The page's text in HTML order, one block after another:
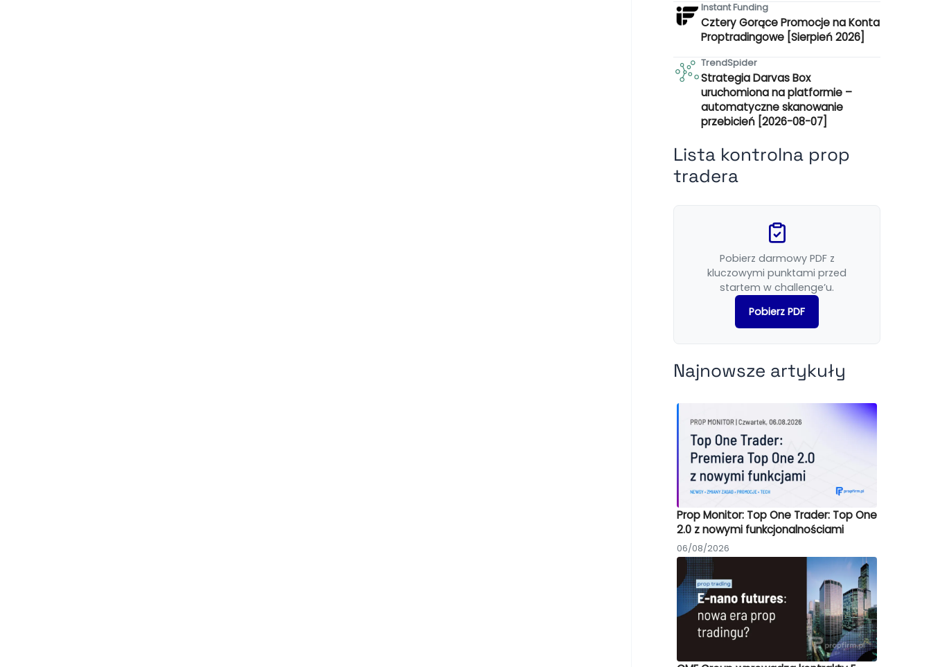
Instant Funding
Cztery Gorące Promocje na Konta
Proptradingowe [Sierpień 2026]
TrendSpider
Strategia Darvas Box
uruchomiona na platformie –
automatyczne skanowanie
przebicień [2026-08-07]
Lista kontrolna prop
tradera
Pobierz darmowy PDF z
kluczowymi punktami przed
startem w challenge’u.
Pobierz PDF
Najnowsze artykuły
Prop Monitor: Top One Trader: Top One
2.0 z nowymi funkcjonalnościami
06/08/2026